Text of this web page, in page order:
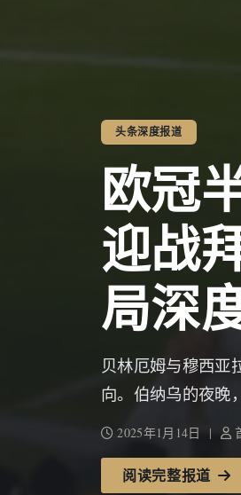
头条深度报道
欧冠
迎战
局深
贝林厄姆与穆西亚
向。伯纳乌的夜晚
2025年1月14日 |
阅读完整报道